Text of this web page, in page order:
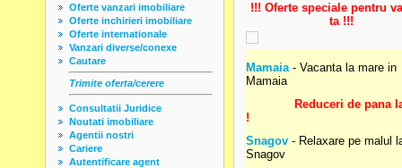
Oferte vanzari imobiliare
Oferte inchirieri imobiliare
Oferte internationale
Vanzari diverse/conexe
Cautare
Trimite oferta/cerere
Consultatii Juridice
Noutati imobiliare
Agentii nostri
Cariere
Autentificare agent
!!! Oferte speciale pentru
ta !!!
Mamaia - Vacanta la mare in
Mamaia
Reduceri de pana
!
Snagov - Relaxare pe malul
Snagov